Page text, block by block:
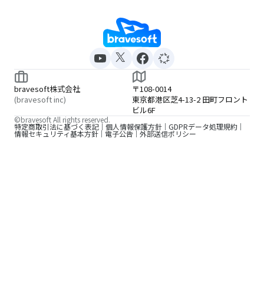
bravesoft株式会社
(bravesoft inc)
〒108-0014
東京都港区芝4-13-2 田町フロント
ビル6F
特定商取引法に基づく表記 個人情報保護方針 GDPRデータ処理規約
情報セキュリティ基本方針 電子公告 外部送信ポリシー
©bravesoft All rights reserved.